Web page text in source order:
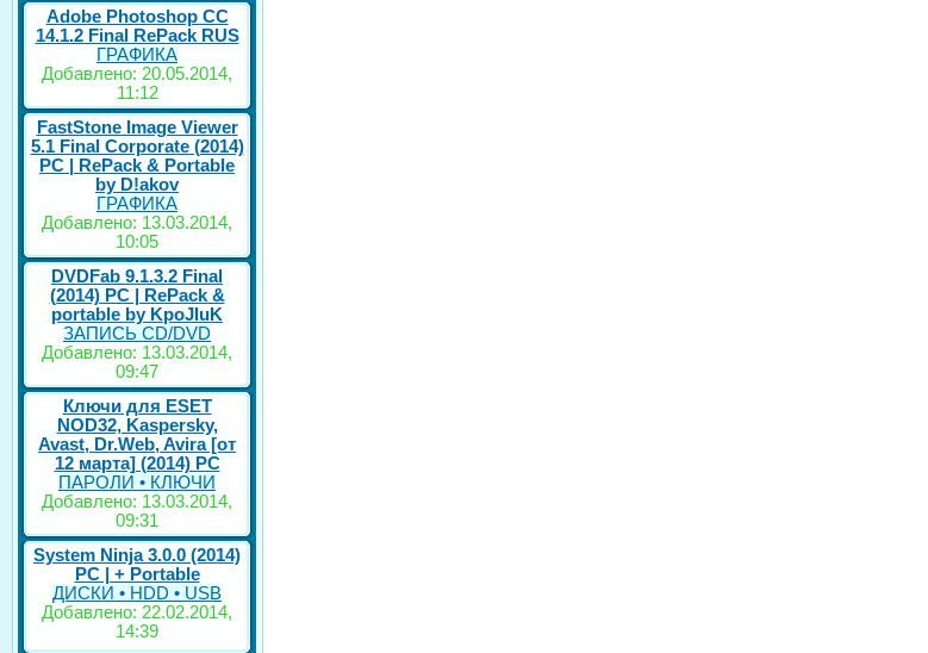
Adobe Photoshop CC
14.1.2 Final RePack RUS
ГРАФИКА
Добавлено: 20.05.2014,
11:12
FastStone Image Viewer
5.1 Final Corporate (2014)
РС | RePack & Portable
by D!akov
ГРАФИКА
Добавлено: 13.03.2014,
10:05
DVDFab 9.1.3.2 Final
(2014) PC | RePack &
portable by KpoJIuK
ЗАПИСЬ CD/DVD
Добавлено: 13.03.2014,
09:47
Ключи для ESET
NOD32, Kaspersky,
Avast, Dr.Web, Avira [от
12 марта] (2014) PC
ПАРОЛИ • КЛЮЧИ
Добавлено: 13.03.2014,
09:31
System Ninja 3.0.0 (2014)
РС | + Portable
ДИСКИ • HDD • USB
Добавлено: 22.02.2014,
14:39